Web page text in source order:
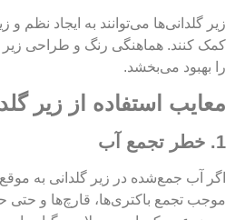
زیر گلدانی‌ها می‌توانند به ایجاد نظم
کمک کنند. هماهنگی رنگ و طراحی زیر
را بهبود می‌بخشد.
معایب استفاده از زیر
1. خطر تجمع آب
اگر آب جمع‌شده در زیر گلدانی به موقع
موجب تجمع باکتری‌ها، قارچ‌ها و